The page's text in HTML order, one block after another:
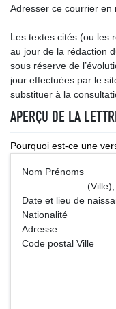
Adresser ce courrier en
Les textes cités (ou les
au jour de la rédaction
sous réserve de
jour effectuées par le
substituer à la
APERÇU DE LA
Pourquoi est-ce une
Nom
(Ville), le
Date et lieu de
Nationalité
Adresse
Code postal Ville